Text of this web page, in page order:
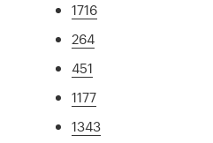
1716
264
451
1177
1343